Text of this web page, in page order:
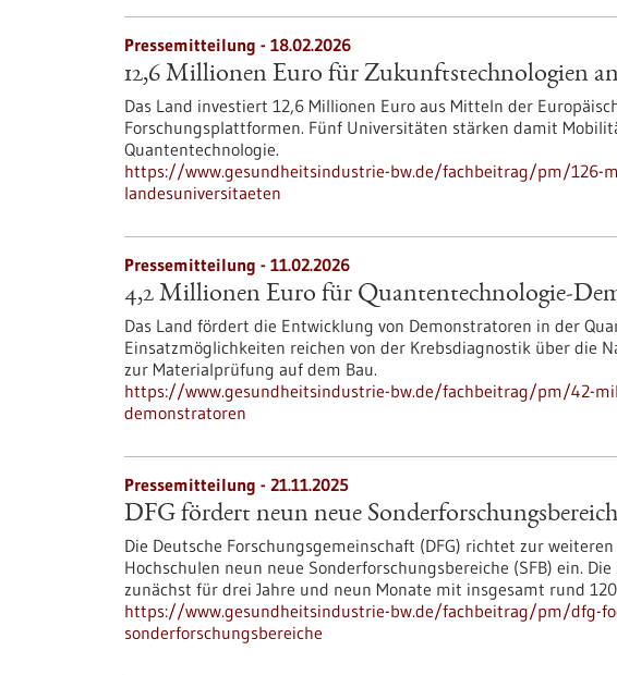
Pressemitteilung - 18.02.2026
12,6 Millionen Euro für Zukunftstechnologien
Das Land investiert 12,6 Millionen Euro aus Mitteln der
Forschungsplattformen. Fünf Universitäten stärken damit
Quantentechnologie.
https://www.gesundheitsindustrie-bw.de/fachbeitrag/pm/126-
landesuniversitaeten
Pressemitteilung - 11.02.2026
4,2 Millionen Euro für Quantentechnologie-
Das Land fördert die Entwicklung von Demonstratoren in der
Einsatzmöglichkeiten reichen von der Krebsdiagnostik über die
zur Materialprüfung auf dem Bau.
https://www.gesundheitsindustrie-bw.de/fachbeitrag/pm/42-
demonstratoren
Pressemitteilung - 21.11.2025
DFG fördert neun neue
Die Deutsche Forschungsgemeinschaft (DFG) richtet zur
Hochschulen neun neue Sonderforschungsbereiche (SFB) ein.
zunächst für drei Jahre und neun Monate mit insgesamt rund
https://www.gesundheitsindustrie-bw.de/fachbeitrag/pm/dfg-
sonderforschungsbereiche